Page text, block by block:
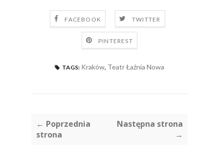
FACEBOOK TWITTER
PINTEREST
TAGS: Kraków, Teatr Łaźnia Nowa
← Poprzednia
strona
Następna strona
→